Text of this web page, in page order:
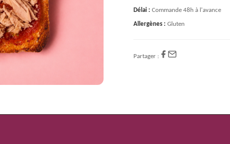
Délai : Commande 48h à l'avance
Allergènes : Gluten
Partager :